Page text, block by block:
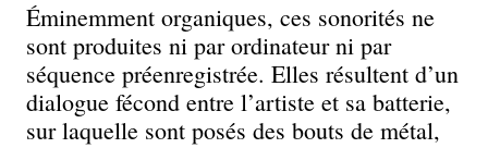
Éminemment organiques, ces sonorités ne
sont produites ni par ordinateur ni par
séquence préenregistrée. Elles résultent d’un
dialogue fécond entre l’artiste et sa batterie,
sur laquelle sont posés des bouts de métal,